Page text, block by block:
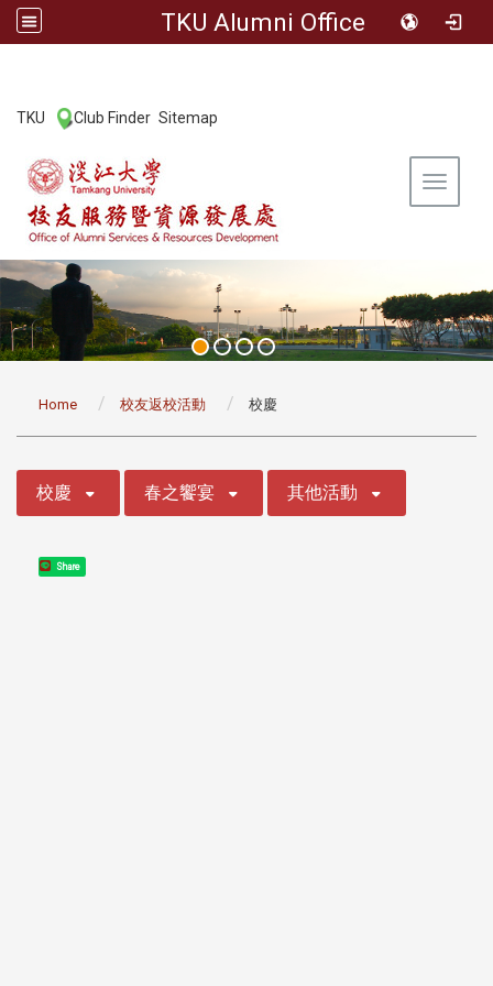
TKU Alumni Office
TKU Club Finder Sitemap
Toggle
Home 校友返校活動 校慶
校慶 春之饗宴 其他活動
Share